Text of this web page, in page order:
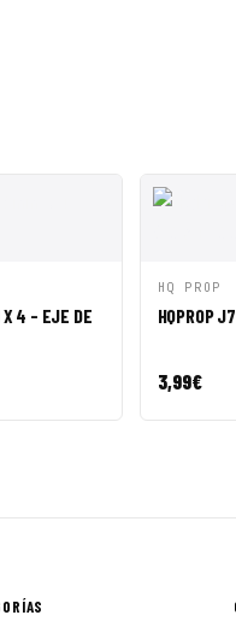
X 4 - EJE DE
VISTA
HQ PROP
HQPROP
3,99€